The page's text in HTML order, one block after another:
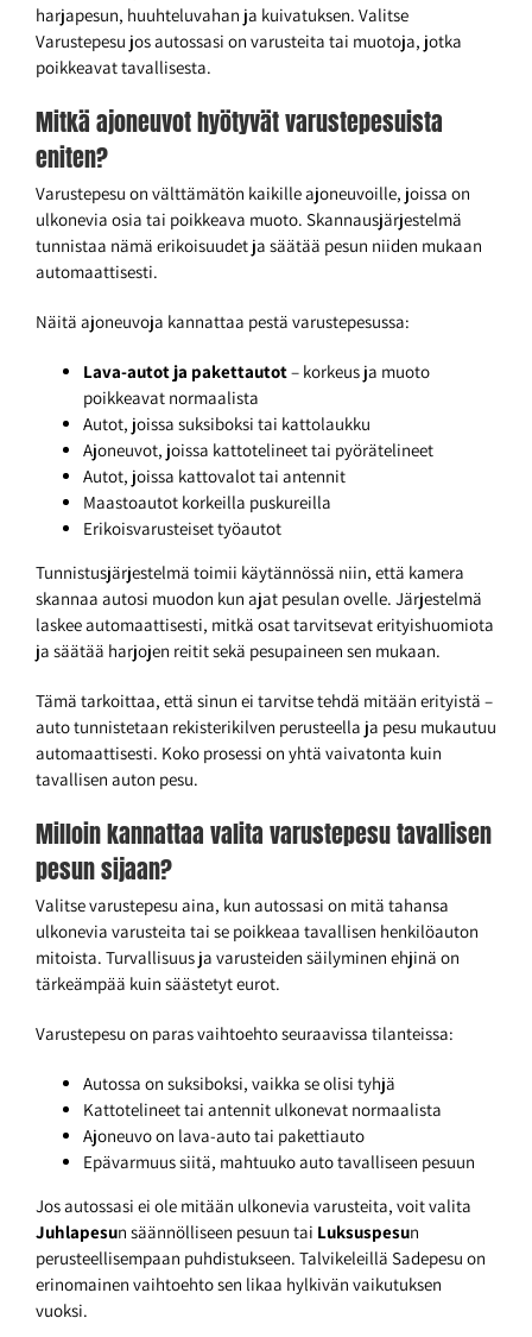
harjapesun, huuhteluvahan ja kuivatuksen. Valitse
Varustepesu jos autossasi on varusteita tai muotoja, jotka
poikkeavat tavallisesta.
Mitkä ajoneuvot hyötyvät varustepesuista
eniten?
Varustepesu on välttämätön kaikille ajoneuvoille, joissa on
ulkonevia osia tai poikkeava muoto. Skannausjärjestelmä
tunnistaa nämä erikoisuudet ja säätää pesun niiden mukaan
automaattisesti.
Näitä ajoneuvoja kannattaa pestä varustepesussa:
Lava-autot ja pakettautot– korkeus ja muoto
poikkeavat normaalista
Autot, joissa suksiboksi tai kattolaukku
Ajoneuvot, joissa kattotelineet tai pyörätelineet
Autot, joissa kattovalot tai antennit
Maastoautot korkeilla puskureilla
Erikoisvarusteiset työautot
Tunnistusjärjestelmä toimii käytännössä niin, että kamera
skannaa autosi muodon kun ajat pesulan ovelle. Järjestelmä
laskee automaattisesti, mitkä osat tarvitsevat erityishuomiota
ja säätää harjojen reitit sekä pesupaineen sen mukaan.
Tämä tarkoittaa, että sinun ei tarvitse tehdä mitään erityistä –
auto tunnistetaan rekisterikilven perusteella ja pesu mukautuu
automaattisesti. Koko prosessi on yhtä vaivatonta kuin
tavallisen auton pesu.
Milloin kannattaa valita varustepesu tavallisen
pesun sijaan?
Valitse varustepesu aina, kun autossasi on mitä tahansa
ulkonevia varusteita tai se poikkeaa tavallisen henkilöauton
mitoista. Turvallisuus ja varusteiden säilyminen ehjinä on
tärkeämpää kuin säästetyt eurot.
Varustepesu on paras vaihtoehto seuraavissa tilanteissa:
Autossa on suksiboksi, vaikka se olisi tyhjä
Kattotelineet tai antennit ulkonevat normaalista
Ajoneuvo on lava-auto tai pakettiauto
Epävarmuus siitä, mahtuuko auto tavalliseen pesuun
Jos autossasi ei ole mitään ulkonevia varusteita, voit valita
Juhlapesun säännölliseen pesuun tai Luksuspesun
perusteellisempaan puhdistukseen. Talvikeleillä Sadepesu on
erinomainen vaihtoehto sen likaa hylkivän vaikutuksen
vuoksi.